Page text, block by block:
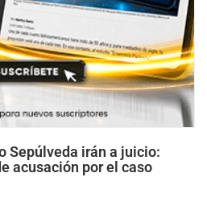
Sepúlveda irán a juicio:
acusación por el caso